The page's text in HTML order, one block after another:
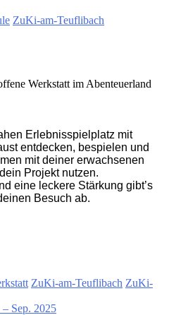
ZuKi-am-Teuflibach
Werkstatt im Abenteuerland
Erlebnisspielplatz mit
entdecken, bespielen und
mit deiner erwachsenen
Projekt nutzen.
eine leckere Stärkung gibt’s
Besuch ab.
ZuKi-am-Teuflibach ZuKi-
Sep. 2025